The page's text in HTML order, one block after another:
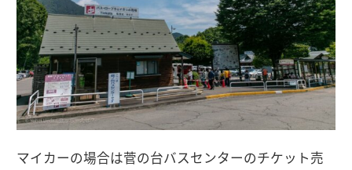
マイカーの場合は菅の台バスセンターのチケット売